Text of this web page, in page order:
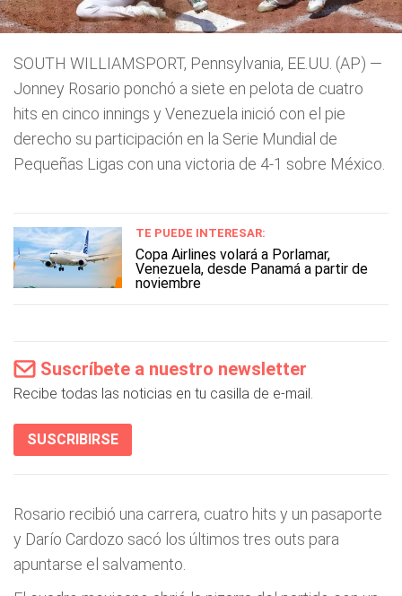
SOUTH WILLIAMSPORT, Pennsylvania, EE.UU. (AP) —
Jonney Rosario ponchó a siete en pelota de cuatro
hits en cinco innings y Venezuela inició con el pie
derecho su participación en la Serie Mundial de
Pequeñas Ligas con una victoria de 4-1 sobre México.
TE PUEDE INTERESAR:
Copa Airlines volará a Porlamar,
Venezuela, desde Panamá a partir de
noviembre
Suscríbete a nuestro newsletter
Recibe todas las noticias en tu casilla de e-mail.
SUSCRIBIRSE
Rosario recibió una carrera, cuatro hits y un pasaporte
y Darío Cardozo sacó los últimos tres outs para
apuntarse el salvamento.